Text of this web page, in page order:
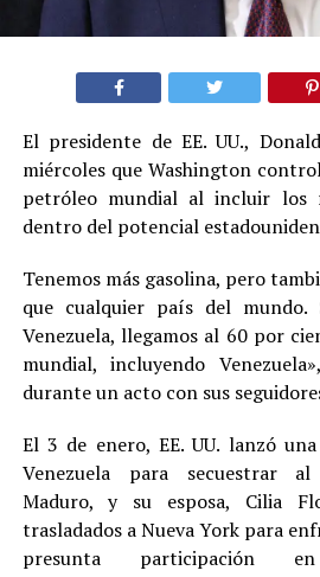
El presidente de EE. UU.,
miércoles que Washington
petróleo mundial al incluir los
dentro del potencial
Tenemos más gasolina, pero
que cualquier país del mundo.
Venezuela, llegamos al 60 por
mundial, incluyendo
durante un acto con sus
El 3 de enero, EE. UU. lanzó
Venezuela para secuestrar
Maduro, y su esposa, Cilia
trasladados a Nueva York para
presunta participación